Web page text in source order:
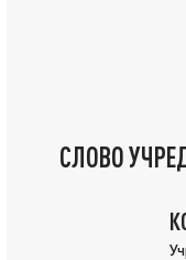
СЛОВО